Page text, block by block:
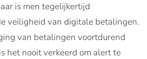
is men tegelijkertijd
veiligheid van digitale betalingen.
van betalingen voortdurend
het nooit verkeerd om alert te